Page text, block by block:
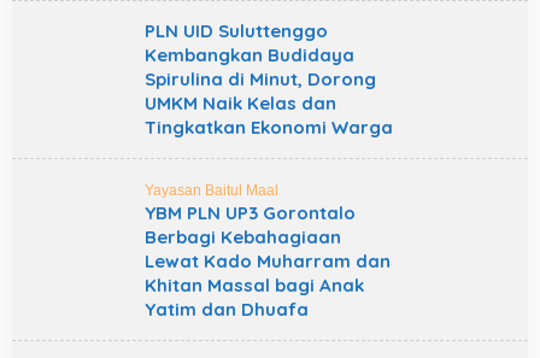
PLN UID Suluttenggo
Kembangkan Budidaya
Spirulina di Minut, Dorong
UMKM Naik Kelas dan
Tingkatkan Ekonomi Warga
Yayasan Baitul Maal
YBM PLN UP3 Gorontalo
Berbagi Kebahagiaan
Lewat Kado Muharram dan
Khitan Massal bagi Anak
Yatim dan Dhuafa